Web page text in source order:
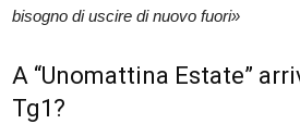
bisogno di uscire di nuovo fuori»
A “Unomattina Estate”
Tg1?